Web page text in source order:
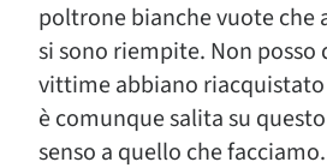
poltrone bianche vuote che
si sono riempite. Non posso
vittime abbiano
è comunque salita su
senso a quello che